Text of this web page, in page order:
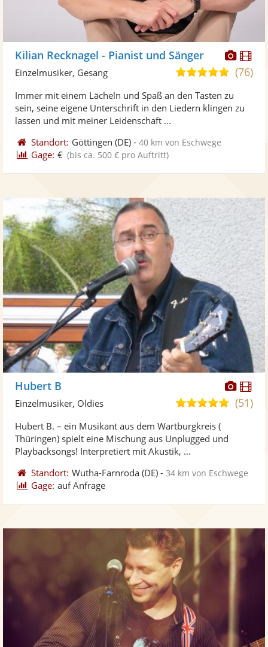
Kilian Recknagel - Pianist und Sänger
5,0
5
(76)
Einzelmusiker, Gesang
Immer mit einem Lächeln und Spaß an den Tasten zu
sein, seine eigene Unterschrift in den Liedern klingen zu
lassen und mit meiner Leidenschaft ...
Standort: Göttingen (DE) -40 km von Eschwege
Gage: € (bis ca. 500 € pro Auftritt)
Hubert B
5,0(51)
Einzelmusiker, Oldies
Hubert B. – ein Musikant aus dem Wartburgkreis (
Thüringen) spielt eine Mischung aus Unplugged und
Playbacksongs! Interpretiert mit Akustik, ...
Standort: Wutha-Farnroda (DE) -34 km von Eschwege
Gage: auf Anfrage